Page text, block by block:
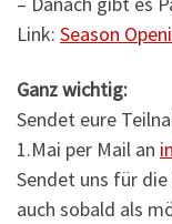
Link: Season
Ganz wichtig:
Sendet eure
1.Mai per Mail an
Sendet uns für
auch sobald als